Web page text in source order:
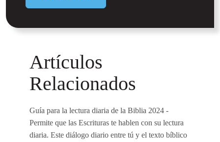
Artículos
Relacionados
Guía para la lectura diaria de la Biblia 2024 -
Permite que las Escrituras te hablen con su lectura
diaria. Este diálogo diario entre tú y el texto bíblico